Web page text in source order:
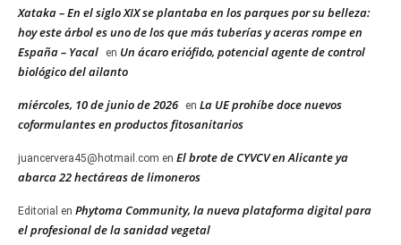
Xataka – En el siglo XIX se plantaba en los parques por su belleza:
hoy este árbol es uno de los que más tuberías y aceras rompe en
España – Yacal
en Un ácaro eriófido, potencial agente de control
biológico del ailanto
miércoles, 10 de junio de 2026 en La UE prohíbe doce nuevos
coformulantes en productos fitosanitarios
juancervera45@hotmail.com en El brote de CYVCV en Alicante ya
abarca 22 hectáreas de limoneros
Editorial en Phytoma Community, la nueva plataforma digital para
el profesional de la sanidad vegetal